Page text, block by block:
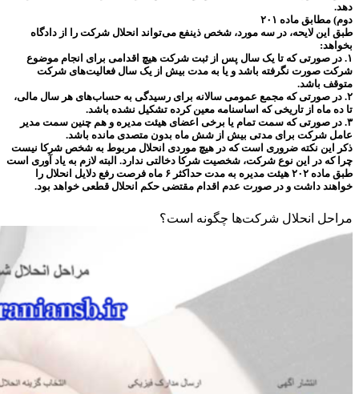
دهد.
دوم) مطابق ماده ۲۰۱
طبق این لایحه، در سه مورد، شخص ذینفع می‌‌‌تواند انحلال شرکت را از دادگاه
بخواهد:
۱. در صورتی که تا یک سال پس از ثبت شرکت هیچ اقدامی برای انجام موضوع
شرکت صورت نگرفته باشد و یا به مدت بیش از یک سال فعالیت‌های شرکت
متوقف باشد.
۲. در صورتی که مجمع عمومی سالانه برای رسیدگی به حساب‌های هر سال مالی،
تا ده ماه از تاریخی که اساسنامه معین کرده تشکیل نشده باشد.
۳. در صورتی که سمت تمام یا برخی اعضای هیئت مدیره و هم چنین سمت مدیر
عامل شرکت برای مدتی بیش از شش ماه بدون متصدی مانده باشد.
ذکر این نکته ضروری است که در هیچ موردی انحلال مربوط به شخص شرکا نیست
چرا که در این نوع شرکت، شخصیت شرکا دخالتی ندارد. البته لازم به یاد آوری است
طبق ماده ۲۰۲ هیئت مدیره به مدت حداکثر ۶ ماه فرصت رفع دلایل انحلال را
خواهند داشت و در صورت عدم اقدام مقتضی حکم انحلال قطعی خواهد بود.
مراحل انحلال شرکت‌ها چگونه است؟